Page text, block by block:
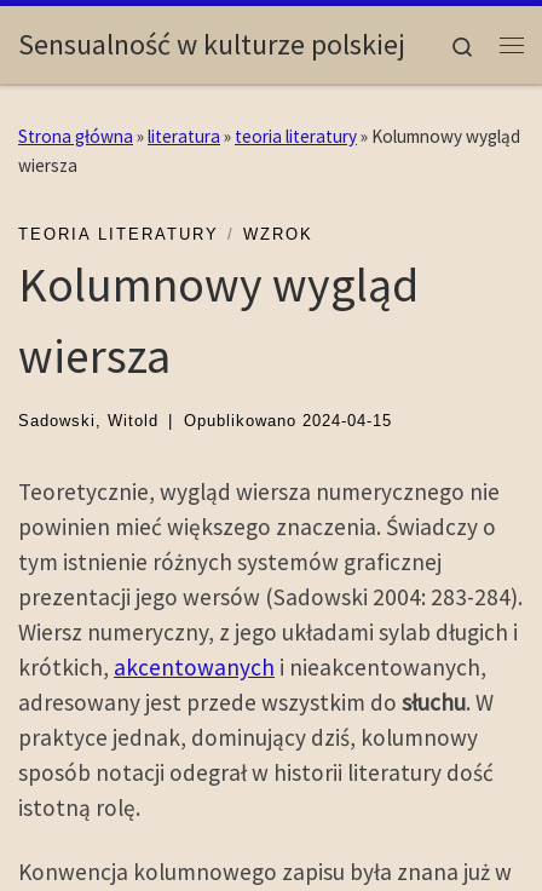
Skip to content
Sensualność w kulturze polskiej
Search
Strona główna »literatura » teoria literatury» Kolumnowy wygląd
wiersza
TEORIA LITERATURY WZROK
Kolumnowy wygląd
wiersza
Sadowski, Witold Opublikowano 2024-04-15
Teoretycznie, wygląd wiersza numerycznego nie
powinien mieć większego znaczenia. Świadczy o
tym istnienie różnych systemów graficznej
prezentacji jego wersów (Sadowski 2004: 283-284).
Wiersz numeryczny, z jego układami sylab długich i
krótkich, akcentowanych i nieakcentowanych,
adresowany jest przede wszystkim do słuchu. W
praktyce jednak, dominujący dziś, kolumnowy
sposób notacji odegrał w historii literatury dość
istotną rolę.
Konwencja kolumnowego zapisu była znana już w